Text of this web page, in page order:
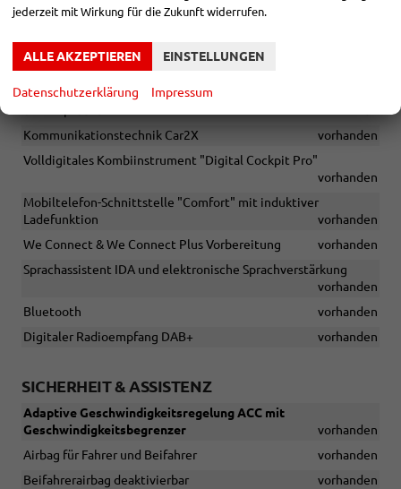
App Connect Wireless inkl. Apple CarPlay & Android Auto
2 USB-C Eingänge vorn
2 USB-C Ladebuchsen in der Mittelkonsole hinten
Kommunikationstechnik Car2X
vorhanden
Volldigitales Kombiinstrument "Digital Cockpit Pro"
vorhanden
Mobiltelefon-Schnittstelle "Comfort" mit induktiver
Ladefunktion
vorhanden
We Connect & We Connect Plus Vorbereitung
vorhanden
Sprachassistent IDA und elektronische Sprachverstärkung
vorhanden
Bluetooth
vorhanden
Digitaler Radioempfang DAB+
vorhanden
SICHERHEIT & ASSISTENZ
Adaptive Geschwindigkeitsregelung ACC mit
Geschwindigkeitsbegrenzer
vorhanden
Airbag für Fahrer und Beifahrer
vorhanden
Beifahrerairbag deaktivierbar
vorhanden
jederzeit mit Wirkung für die Zukunft widerrufen.
ALLE AKZEPTIEREN EINSTELLUNGEN
Datenschutzerklärung Impressum